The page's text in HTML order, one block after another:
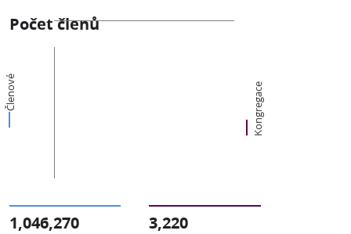
Počet členů
Členové Kongregace
1,046,270 3,220